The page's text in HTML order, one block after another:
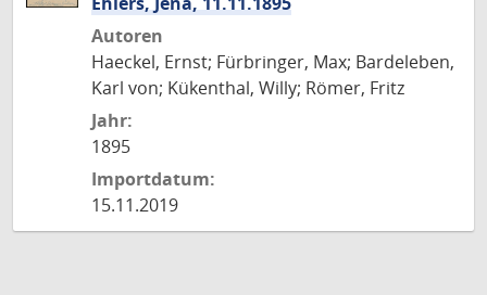
Autoren
Haeckel, Ernst; Fürbringer, Max; Bardeleben,
Karl von; Kükenthal, Willy; Römer, Fritz
Jahr:
1895
Importdatum:
15.11.2019